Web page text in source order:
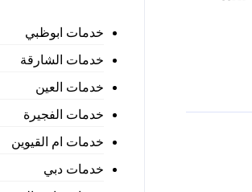
خدمات ابوظبي
خدمات الشارقة
خدمات العين
خدمات الفجيرة
خدمات ام القيوين
خدمات دبي